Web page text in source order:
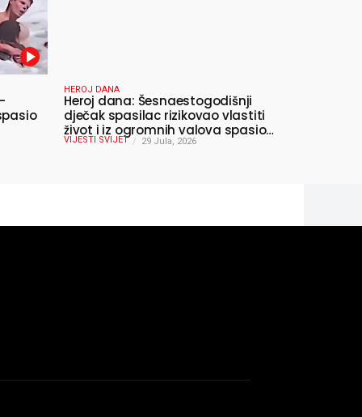
HEROJ DANA
Heroj dana: Šesnaestogodišnji
dječak spasilac rizikovao vlastiti
život i iz ogromnih valova spasio
10-godišnjeg dječaka
VIJESTI SVIJET 29 Jula, 2026